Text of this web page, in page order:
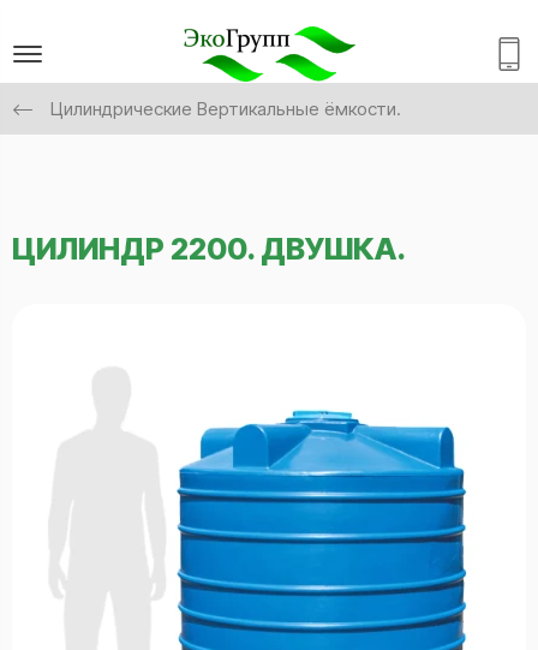
Цилиндрические Вертикальные ёмкости.
ЦИЛИНДР 2200. ДВУШКА.